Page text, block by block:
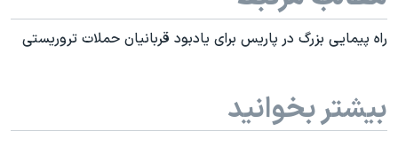
راه پیمایی بزرگ در پاریس برای یادبود قربانیان حملات تروریستی
بیشتر بخوانید